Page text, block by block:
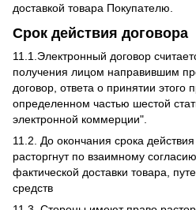
доставкой товара Покупателю.
Срок действия договора
11.1.Электронный договор
получения лицом направившим
договор, ответа о принятии этого
определенном частью шестой
электронной коммерции".
11.2. До окончания срока
расторгнут по взаимному
фактической доставки товара,
средств